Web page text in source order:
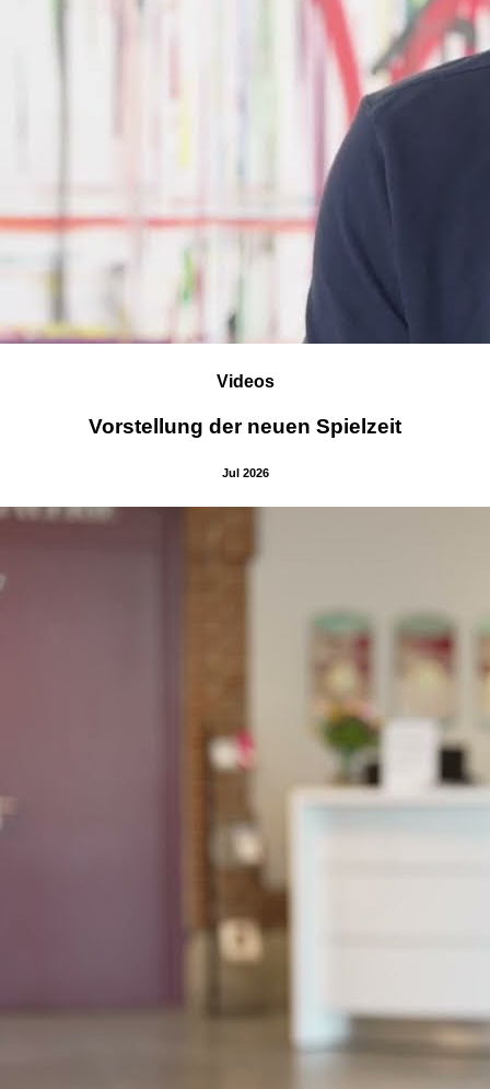
Videos
Vorstellung der neuen Spielzeit
Jul 2026